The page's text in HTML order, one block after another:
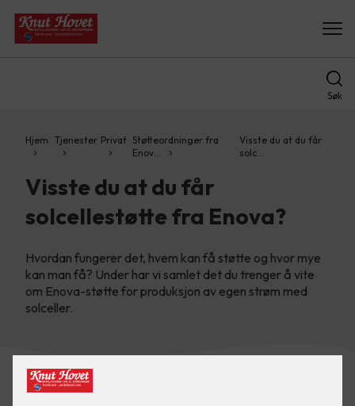
Søk
Hjem Tjenester Privat Støtteordninger fra
Enov…
Visste du at du får
solc…
Visste du at du får
solcellestøtte fra Enova?
Hvordan fungerer det, hvem kan få støtte og hvor mye
kan man få? Under har vi samlet det du trenger å vite
om Enova-støtte for produksjon av egen strøm med
solceller.